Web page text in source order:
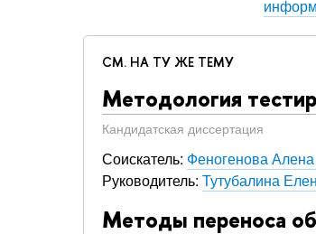
СМ. НА ТУ ЖЕ ТЕМУ
Методология
Кандидатская диссертация
Соискатель: Феногенова
Руководитель: Тутубалина
Методы переноса